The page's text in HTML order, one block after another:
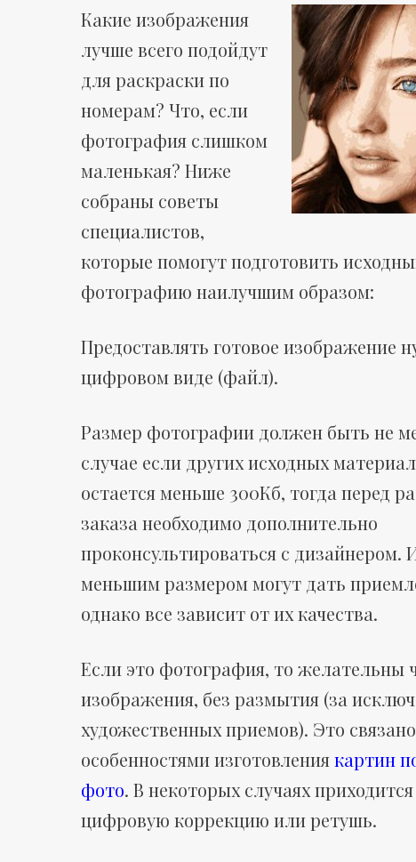
Какие изображения
лучше всего подойдут
для раскраски по
номерам? Что, если
фотография слишком
маленькая? Ниже
собраны советы
специалистов,
которые помогут подготовить
фотографию наилучшим образом:
Предоставлять готовое изображение
цифровом виде (файл).
Размер фотографии должен быть не
случае если других исходных
остается меньше 300Кб, тогда перед
заказа необходимо дополнительно
проконсультироваться с дизайнером.
меньшим размером могут дать
однако все зависит от их качества.
Если это фотография, то желательны
изображения, без размытия (за
художественных приемов). Это
особенностями изготовлениякартин
фото. В некоторых случаях
цифровую коррекцию или ретушь.